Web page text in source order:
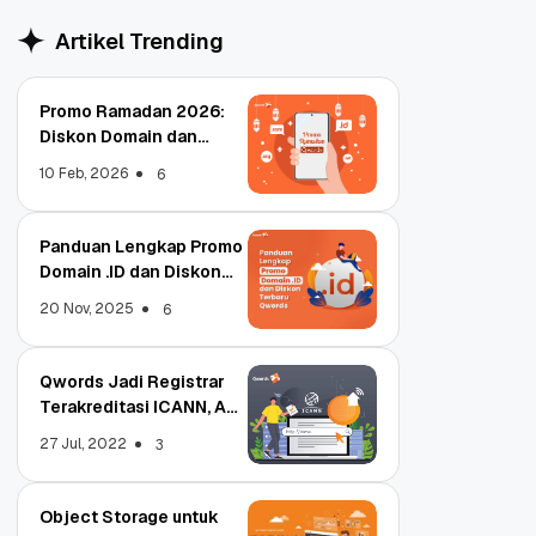
Artikel Trending
Promo Ramadan 2026:
Diskon Domain dan
10 Feb, 2026 6
Panduan Lengkap Promo
Domain .ID dan Diskon
20 Nov, 2025 6
Qwords Jadi Registrar
Terakreditasi ICANN, Apa
27 Jul, 2022 3
Object Storage untuk